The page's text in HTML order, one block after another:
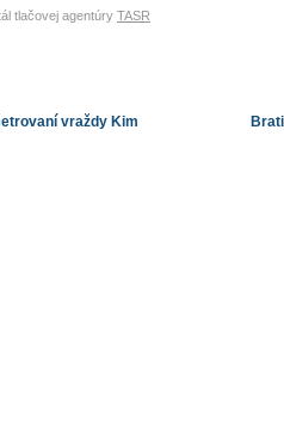
tlačovej agentúry TASR
vraždy Kim